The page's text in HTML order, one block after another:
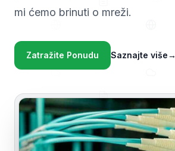
mi ćemo brinuti o mreži.
Zatražite Ponudu Saznajte više→